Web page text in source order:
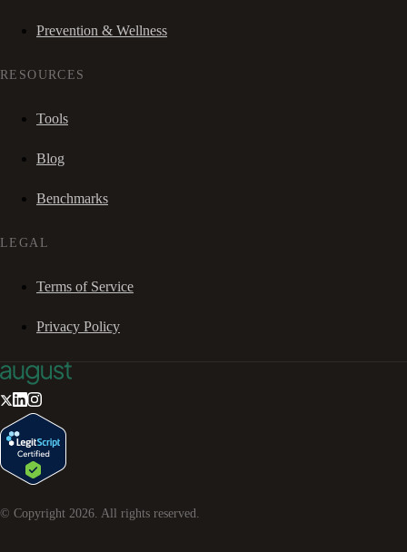
Prevention & Wellness
RESOURCES
Tools
Blog
Benchmarks
LEGAL
Terms of Service
Privacy Policy
© Copyright 2026 . All rights reserved.